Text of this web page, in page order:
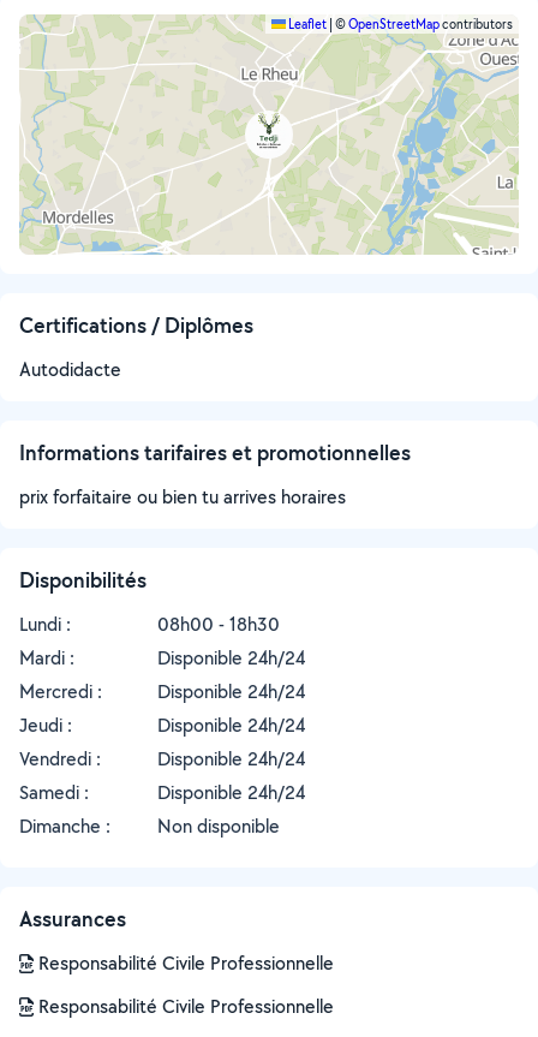
Leaflet ©OpenStreetMapcontributors
Certifications / Diplômes
Autodidacte
Informations tarifaires et promotionnelles
prix forfaitaire ou bien tu arrives horaires
Disponibilités
Lundi :
08h00 - 18h30
Mardi :
Disponible 24h/24
Mercredi :
Disponible 24h/24
Jeudi :
Disponible 24h/24
Vendredi :
Disponible 24h/24
Samedi :
Disponible 24h/24
Dimanche :
Non disponible
Assurances
Responsabilité Civile Professionnelle
Responsabilité Civile Professionnelle